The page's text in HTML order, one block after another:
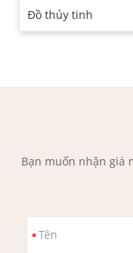
Đồ thủy tinh
Bạn muốn nhận giá